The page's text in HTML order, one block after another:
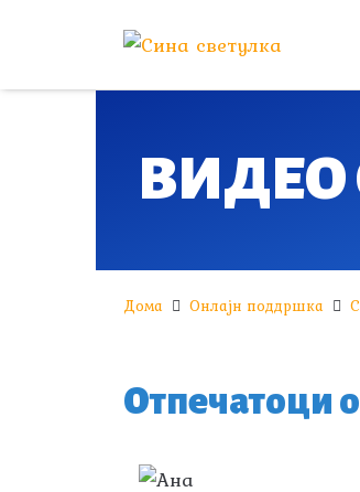
ВИДЕО
Дома Онлајн поддршка
Отпечатоци